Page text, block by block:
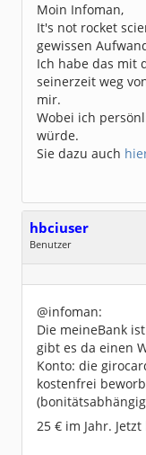
Moin Infoman,
It's not rocket
gewissen
Ich habe das mit
seinerzeit weg
mir.
Wobei ich
würde.
Sie dazu auch
hbciuser
Benutzer
Geschlecht:
keine
Dabei seit:
10 / 2017
@infoman:
Die meineBank
gibt es da einen
Konto: die
kostenfrei
25 € im Jahr.